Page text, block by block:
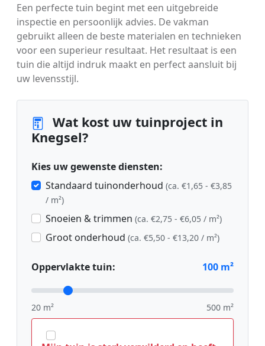
Een perfecte tuin begint met een uitgebreide
inspectie en persoonlijk advies. De vakman
gebruikt alleen de beste materialen en technieken
voor een superieur resultaat. Het resultaat is een
tuin die altijd indruk maakt en perfect aansluit bij
uw levensstijl.
Wat kost uw tuinproject in
Knegsel?
Kies uw gewenste diensten:
Standaard tuinonderhoud (ca. €1,65 - €3,85
/ m²)
Snoeien & trimmen (ca. €2,75 - €6,05 / m²)
Groot onderhoud (ca. €5,50 - €13,20 / m²)
Oppervlakte tuin: 100 m²
20 m² 500 m²